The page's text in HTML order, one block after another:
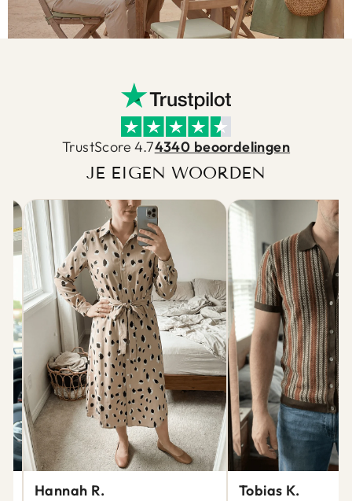
TrustScore 4.74340 beoordelingen
JE EIGEN WOORDEN
Hannah R. Tobias K.